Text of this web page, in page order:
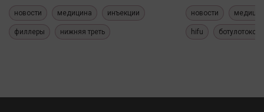
новости медицина инъекции
филлеры нижняя треть
новости
hifu ботулотоксин